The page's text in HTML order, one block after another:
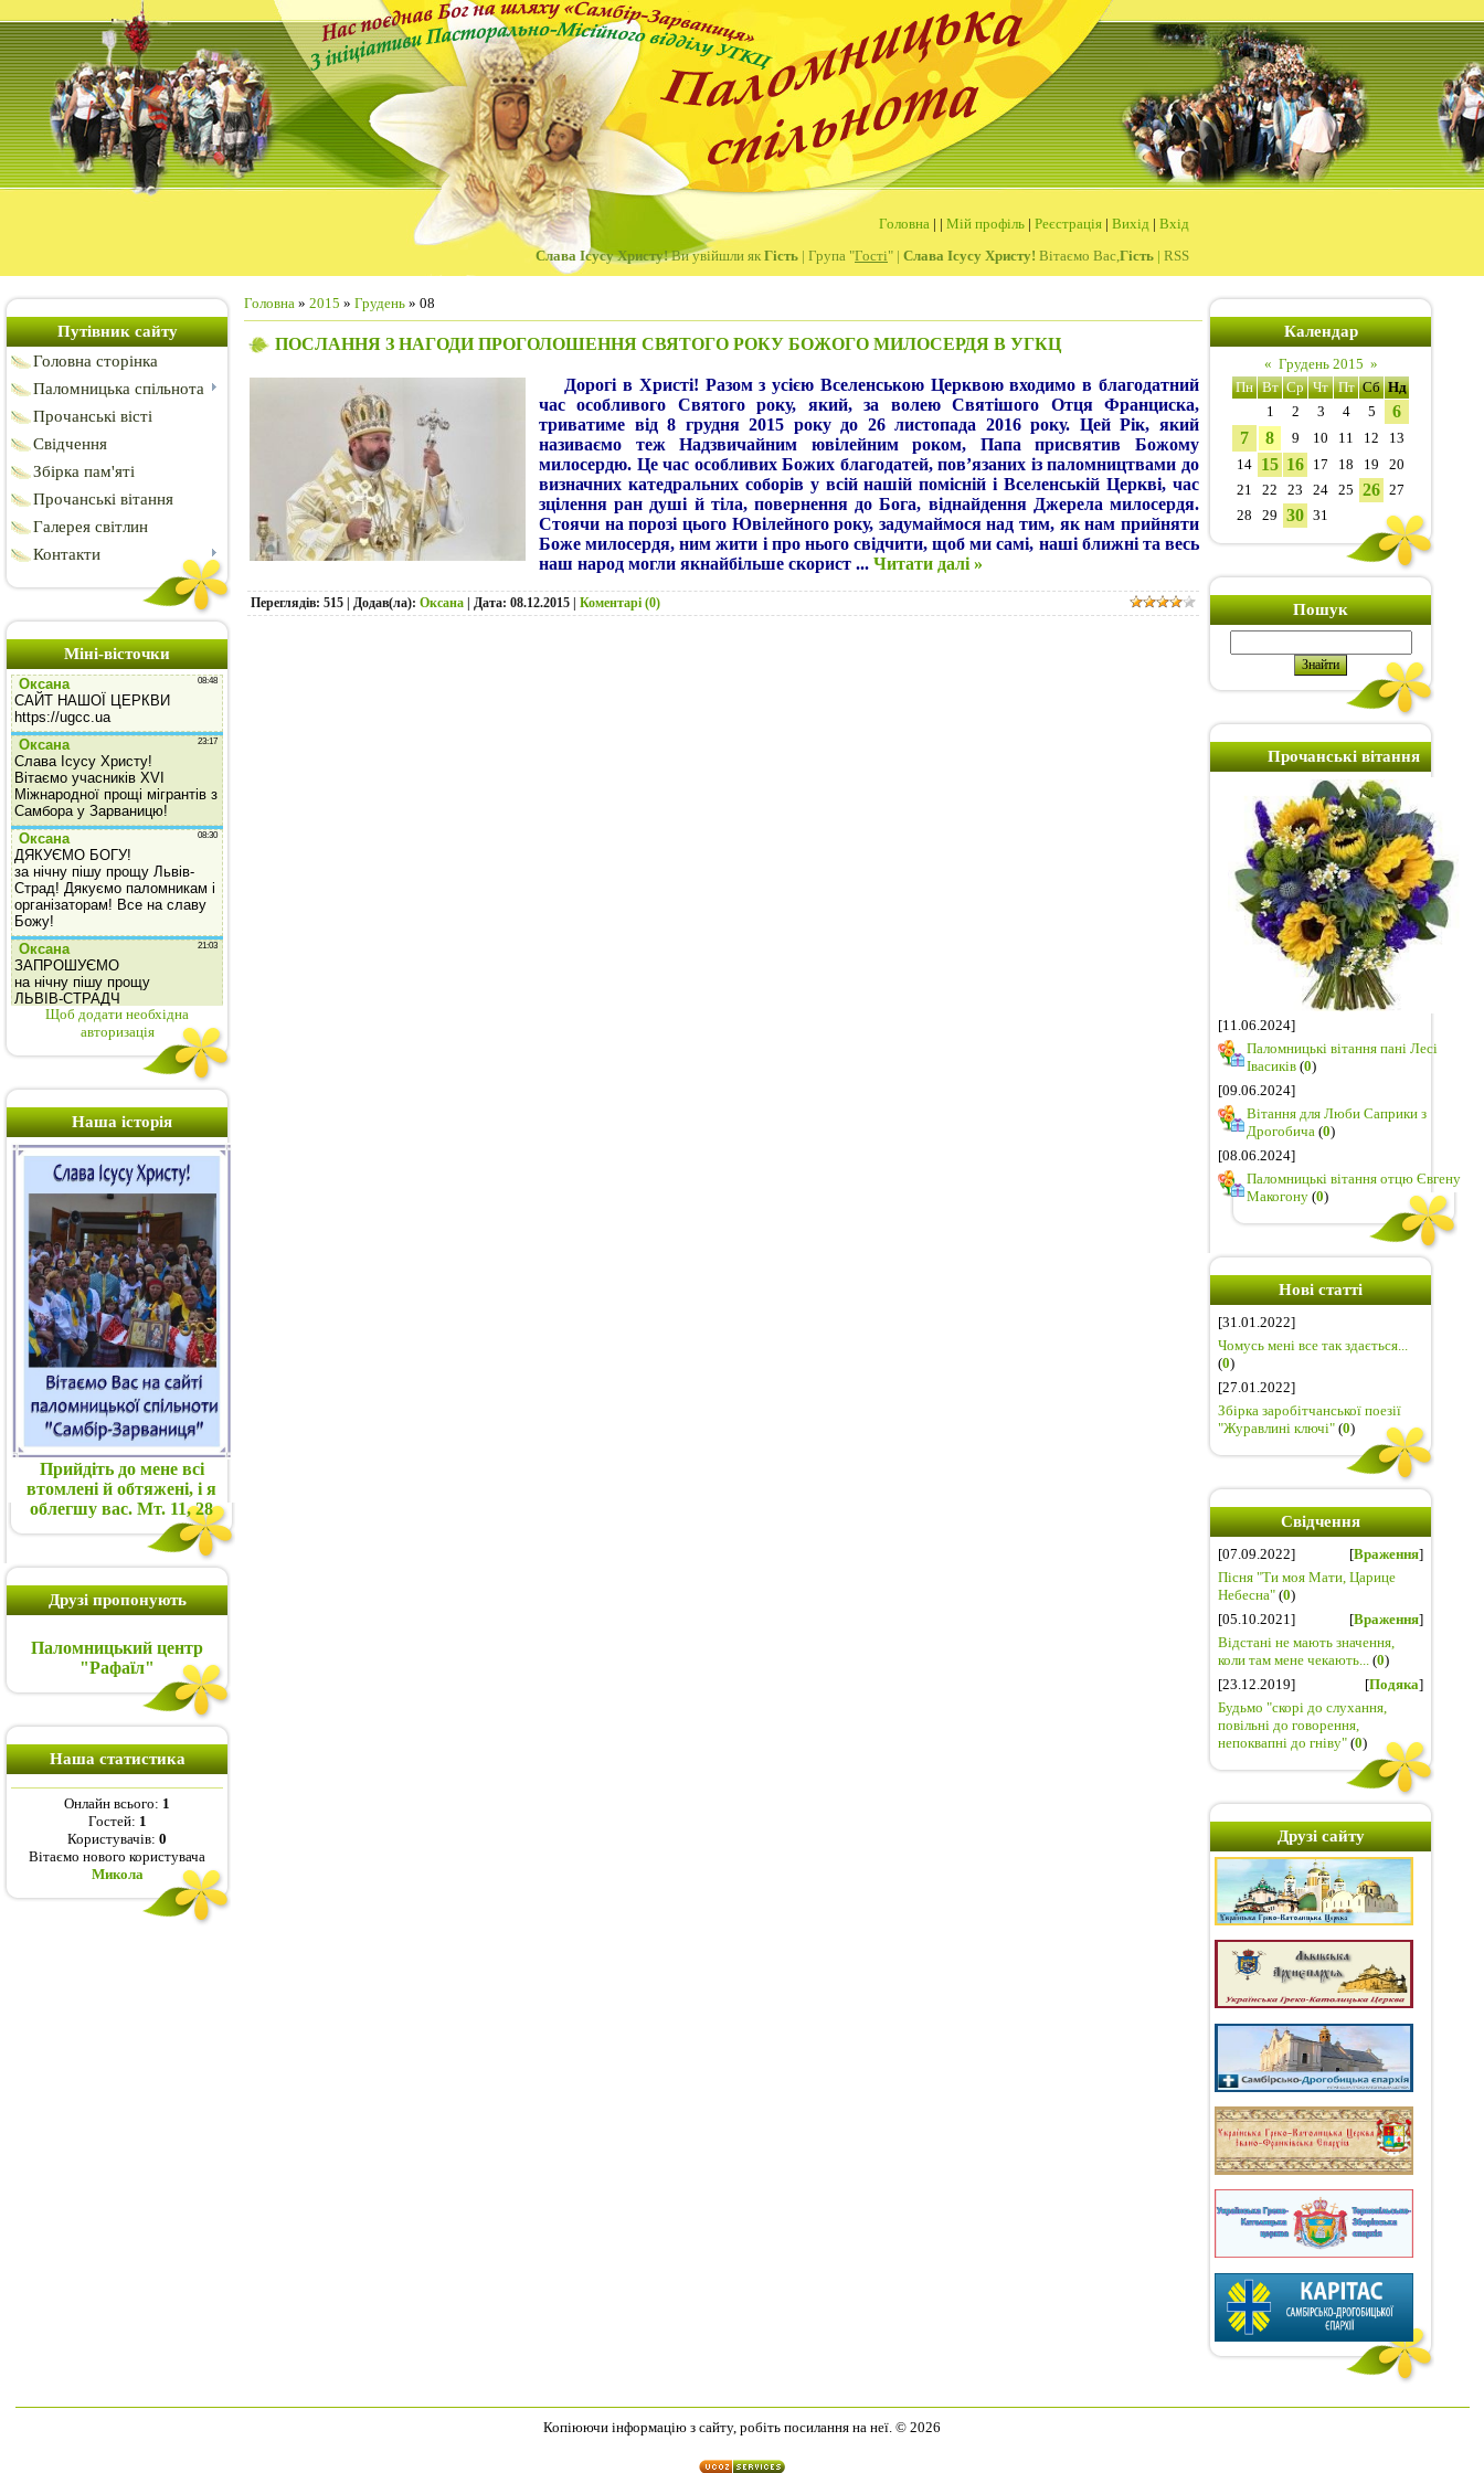
Головна | | Мій профіль | Реєстрація | Вихід | Вхід
Слава Ісусу Христу!Ви увійшли як Гість | Група "Гості" | Слава Ісусу Христу! Вітаємо Вас, Гість | RSS
Путівник сайту
Головна сторінка
Паломницька спільнота
Прочанські вісті
Свідчення
Збірка пам'яті
Прочанські вітання
Галерея світлин
Контакти
Міні-вісточки
Щоб додати необхідна
авторизація
Наша історія
Прийдіть до мене всі
втомлені й обтяжені, і я
облегшу вас. Мт. 11, 28
Друзі пропонують
Паломницький центр
"Рафаїл"
Наша статистика
Онлайн всього: 1
Гостей: 1
Користувачів: 0
Вітаємо нового користувача
Микола
Головна » 2015 » Грудень » 08
ПОСЛАННЯ З НАГОДИ ПРОГОЛОШЕННЯ СВЯТОГО РОКУ БОЖОГО МИЛОСЕРДЯ В УГКЦ
Дорогі в Христі! Разом з усією Вселенською Церквою входимо в благодатний
час особливого Святого року, який, за волею Святішого Отця Франциска,
триватиме від 8 грудня 2015 року до 26 листопада 2016 року. Цей Рік, який
називаємо теж Надзвичайним ювілейним роком, Папа присвятив Божому
милосердю. Це час особливих Божих благодатей, пов’язаних із паломництвами до
визначних катедральних соборів у всій нашій помісній і Вселенській Церкві, час
зцілення ран душі й тіла, повернення до Бога, віднайдення Джерела милосердя.
Стоячи на порозі цього Ювілейного року, задумаймося над тим, як нам прийняти
Боже милосердя, ним жити і про нього свідчити, щоб ми самі, наші ближні та весь
наш народ могли якнайбільше скорист ... Читати далі »
Переглядів: 515 | Додав(ла): Оксана | Дата: 08.12.2015 Коментарі (0)
Календар
« Грудень 2015 »
Пн Вт Ср Чт Пт Сб Нд
1
2 3 4 5
6
7
8 9 10 11 12
13
14 15 16 17 18 19
20
21
22 23 24 25 26 27
28
29 30 31
Пошук
Прочанські вітання
[11.06.2024]
Паломницькі вітання пані Лесі
Івасиків (0)
[09.06.2024]
Вітання для Люби Саприки з
Дрогобича (0)
[08.06.2024]
Паломницькі вітання отцю Євгену
Макогону (0)
Нові статті
[31.01.2022]
Чомусь мені все так здається...
(0)
[27.01.2022]
Збірка заробітчанської поезії
"Журавлині ключі" (0)
Свідчення
[07.09.2022] [Враження]
Пісня "Ти моя Мати, Царице
Небесна" (0)
[05.10.2021]
[Враження]
Відстані не мають значення,
коли там мене чекають... (0)
[23.12.2019]
[Подяка]
Будьмо "скорі до слухання,
повільні до говорення,
непоквапні до гніву" (0)
Друзі сайту
Копіюючи інформацію з сайту, робіть посилання на неї. © 2026